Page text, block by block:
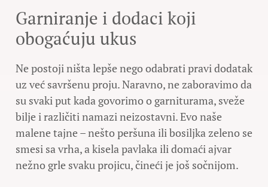
Garniranje i dodaci koji
obogaćuju ukus
Ne postoji ništa lepše nego odabrati pravi dodatak
uz već savršenu proju. Naravno, ne zaboravimo da
su svaki put kada govorimo o garniturama, sveže
bilje i različiti namazi neizostavni. Evo naše
malene tajne – nešto peršuna ili bosiljka zeleno se
smesi sa vrha, a kisela pavlaka ili domaći ajvar
nežno grle svaku projicu, čineći je još sočnijom.